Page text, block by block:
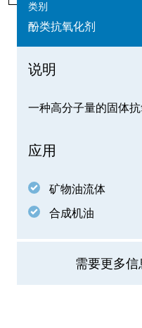
类别
酚类抗氧化剂
说明
一种高分子量的固体
应用
矿物油流体
合成机油
需要更多